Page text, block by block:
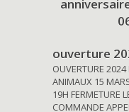
ouverture
OUVERTURE
ANIMAUX 15
19H FERMETURE
COMMANDE